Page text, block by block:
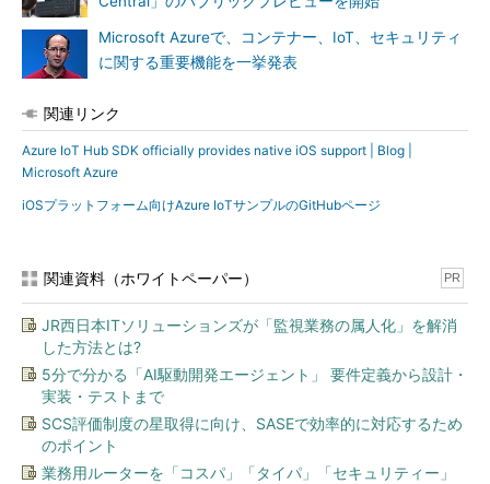
Microsoft Azureで、コンテナー、IoT、セキュリティ
に関する重要機能を一挙発表
関連リンク
Azure IoT Hub SDK officially provides native iOS support | Blog |
Microsoft Azure
iOSプラットフォーム向けAzure IoTサンプルのGitHubページ
関連資料（ホワイトペーパー） PR
JR西日本ITソリューションズが「監視業務の属人化」を解消
した方法とは?
5分で分かる「AI駆動開発エージェント」 要件定義から設計・
実装・テストまで
SCS評価制度の星取得に向け、SASEで効率的に対応するため
のポイント
業務用ルーターを「コスパ」「タイパ」「セキュリティー」